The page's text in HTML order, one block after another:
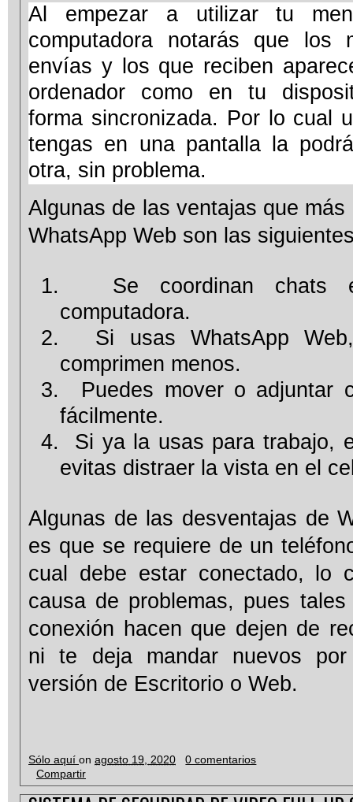
Al empezar a utilizar tu
computadora notarás que los
envías y los que reciben
ordenador como en tu
forma sincronizada. Por lo cual
tengas en una pantalla la
otra, sin problema.
Algunas de las ventajas que
WhatsApp Web son las
1.
Se coordinan chats
computadora.
2.
Si usas WhatsApp
comprimen menos.
3.
Puedes mover o adjuntar
fácilmente.
4.
Si ya la usas para trabajo,
evitas distraer la vista en el
Algunas de las desventajas de
es que se requiere de un
cual debe estar conectado, lo
causa de problemas, pues
conexión hacen que dejen de
ni te deja mandar nuevos
versión de Escritorio o Web.
Sólo aquí on agosto 19, 2020
0 comentarios
Compartir